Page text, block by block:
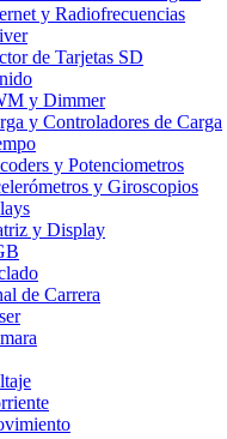
y Radiofrecuencias
de Tarjetas SD
y Dimmer
y Controladores de Carga
y Potenciometros
y Giroscopios
y Display
de Carrera